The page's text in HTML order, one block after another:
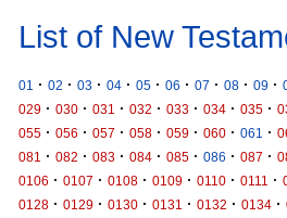
List of New
01 · 02 · 03 · 04 · 05 · 06 · 07 · 08 · 09 ·
029 · 030 · 031 · 032 · 033 · 034 · 035 ·
055 · 056 · 057 · 058 · 059 · 060 · 061 ·
081
· 082 · 083 · 084 · 085 · 086 · 087 ·
0106 · 0107 · 0108 · 0109 · 0110 · 0111 ·
0128 · 0129 · 0130 · 0131 · 0132 · 0134 ·